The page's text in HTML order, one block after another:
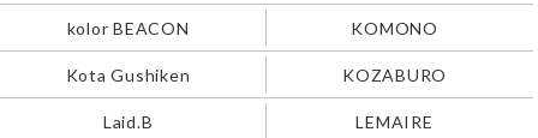
kolor BEACON KOMONO
Kota Gushiken KOZABURO
Laid.B LEMAIRE